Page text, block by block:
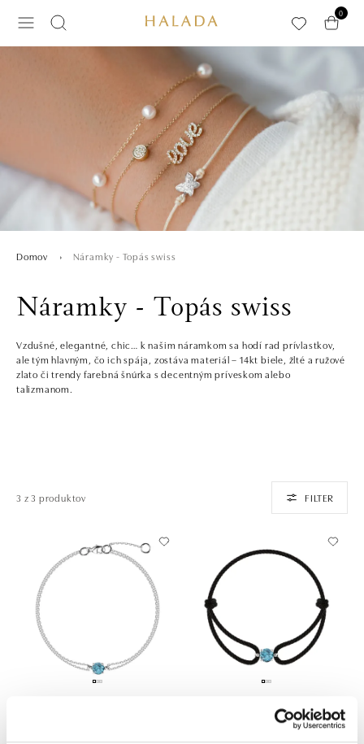
0
Domov Náramky - Topás swiss
Náramky - Topás swiss
Vzdušné, elegantné, chic… k našim náramkom sa hodí rad prívlastkov,
ale tým hlavným, čo ich spája, zostáva materiál – 14kt biele, žlté a ružové
zlato či trendy farebná šnúrka s decentným príveskom alebo
talizmanom.
3 z 3 produktov FILTER
Náramok s topazom Destiny